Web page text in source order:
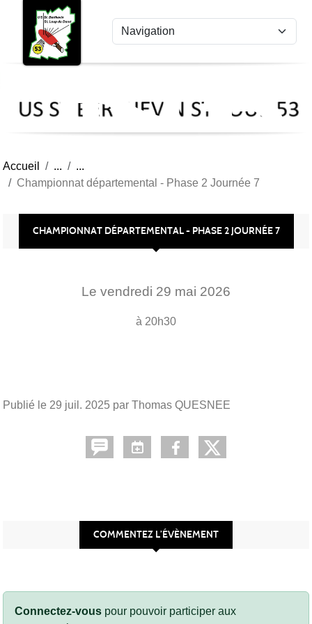
US
St
53
Accueil
Championnat départemental - Phase 2 Journée 7
CHAMPIONNAT DÉPARTEMENTAL - PHASE 2 JOURNÉE 7
Le vendredi 29 mai 2026
à 20h30
Publié le 29 juil. 2025 par Thomas QUESNEE
COMMENTEZ L’ÉVÈNEMENT
Connectez-vous pour pouvoir participer aux
Panneau de gestion des cookies